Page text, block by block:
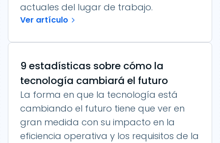
actuales del lugar de trabajo.
Ver artículo
9 estadísticas sobre cómo la
tecnología cambiará el futuro
La forma en que la tecnología está
cambiando el futuro tiene que ver en
gran medida con su impacto en la
eficiencia operativa y los requisitos de la